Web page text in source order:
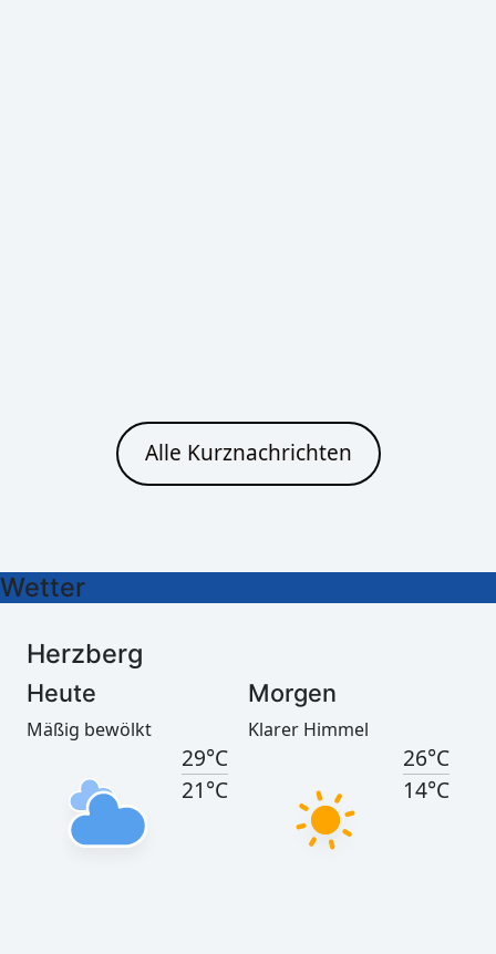
Alle Kurznachrichten
Wetter
Leichter Regen
29°C
Morgen
Klarer Himmel
Herzberg
Heute
Mäßig bewölkt
29°C
21°C
Morgen
Klarer Himmel
26°C
14°C